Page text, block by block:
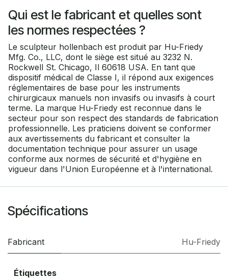
Qui est le fabricant et quelles sont
les normes respectées ?
Le sculpteur hollenbach est produit par Hu-Friedy
Mfg. Co., LLC, dont le siège est situé au 3232 N.
Rockwell St. Chicago, Il 60618 USA. En tant que
dispositif médical de Classe I, il répond aux exigences
réglementaires de base pour les instruments
chirurgicaux manuels non invasifs ou invasifs à court
terme. La marque Hu-Friedy est reconnue dans le
secteur pour son respect des standards de fabrication
professionnelle. Les praticiens doivent se conformer
aux avertissements du fabricant et consulter la
documentation technique pour assurer un usage
conforme aux normes de sécurité et d'hygiène en
vigueur dans l'Union Européenne et à l'international.
Spécifications
Fabricant Hu-Friedy
Étiquettes